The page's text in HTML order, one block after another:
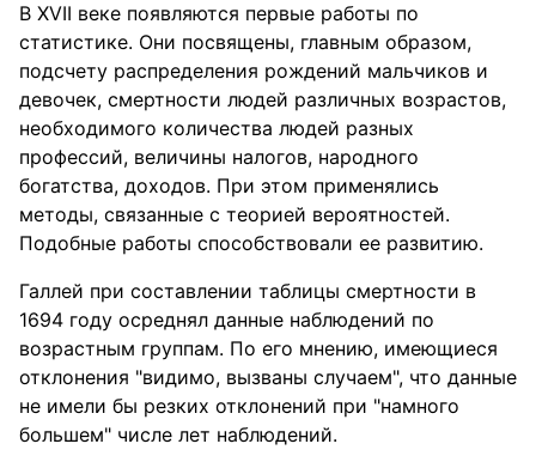
В XVII веке появляются первые работы по
статистике. Они посвящены, главным образом,
подсчету распределения рождений мальчиков и
девочек, смертности людей различных возрастов,
необходимого количества людей разных
профессий, величины налогов, народного
богатства, доходов. При этом применялись
методы, связанные с теорией вероятностей.
Подобные работы способствовали ее развитию.
Галлей при составлении таблицы смертности в
1694 году осреднял данные наблюдений по
возрастным группам. По его мнению, имеющиеся
отклонения "видимо, вызваны случаем", что данные
не имели бы резких отклонений при "намного
большем" числе лет наблюдений.